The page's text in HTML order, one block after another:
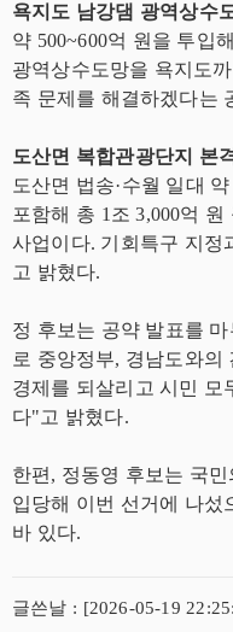
욕지도 남강댐 광역상수
약 500~600억 원을 투입
광역상수도망을 욕지도
족 문제를 해결하겠다는
도산면 복합관광단지 본
도산면 법송·수월 일대
포함해 총 1조 3,000억
사업이다. 기회특구 지정
고 밝혔다.
정 후보는 공약 발표를
로 중앙정부, 경남도와의
경제를 되살리고 시민 모
다"고 밝혔다.
한편, 정동영 후보는 국
입당해 이번 선거에 나섰
바 있다.
글쓴날 : [2026-05-19